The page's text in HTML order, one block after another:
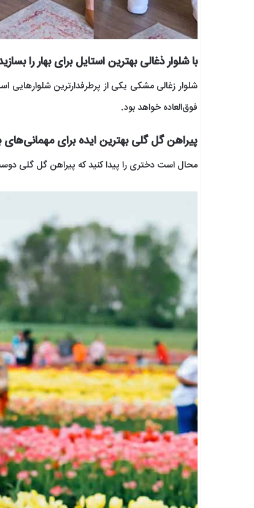
با شلوار ذغالی بهترین استایل برای بهار را
شلوار زغالی مشکی یکی از پرطرفدارترین
فوق‌العاده خواهد بود.
پیراهن گل گلی بهترین ایده برای مهمانی‌های
محال است دختری را پیدا کنید که پیراهن گل گلی